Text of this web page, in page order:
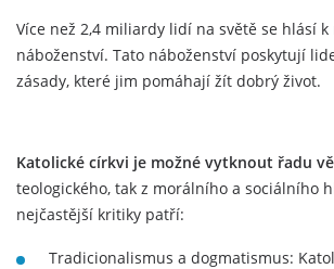
Více než 2,4 miliardy lidí na světě se hlásí k
náboženství. Tato náboženství poskytují
zásady, které jim pomáhají žít dobrý život.
Katolické církvi je možné vytknout řadu
teologického, tak z morálního a sociálního
nejčastější kritiky patří:
Tradicionalismus a dogmatismus: